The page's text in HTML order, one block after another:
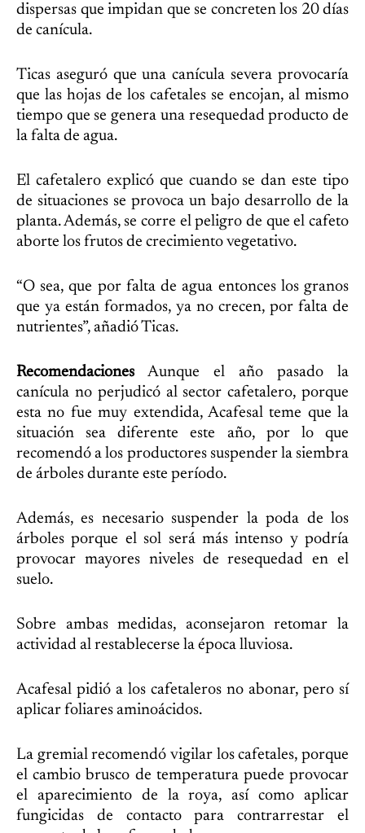
dispersas que impidan que se concreten los 20 días
de canícula.
Ticas aseguró que una canícula severa provocaría
que las hojas de los cafetales se encojan, al mismo
tiempo que se genera una resequedad producto de
la falta de agua.
El cafetalero explicó que cuando se dan este tipo
de situaciones se provoca un bajo desarrollo de la
planta. Además, se corre el peligro de que el cafeto
aborte los frutos de crecimiento vegetativo.
“O sea, que por falta de agua entonces los granos
que ya están formados, ya no crecen, por falta de
nutrientes”, añadió Ticas.
Recomendaciones Aunque el año pasado la
canícula no perjudicó al sector cafetalero, porque
esta no fue muy extendida, Acafesal teme que la
situación sea diferente este año, por lo que
recomendó a los productores suspender la siembra
de árboles durante este período.
Además, es necesario suspender la poda de los
árboles porque el sol será más intenso y podría
provocar mayores niveles de resequedad en el
suelo.
Sobre ambas medidas, aconsejaron retomar la
actividad al restablecerse la época lluviosa.
Acafesal pidió a los cafetaleros no abonar, pero sí
aplicar foliares aminoácidos.
La gremial recomendó vigilar los cafetales, porque
el cambio brusco de temperatura puede provocar
el aparecimiento de la roya, así como aplicar
fungicidas de contacto para contrarrestar el